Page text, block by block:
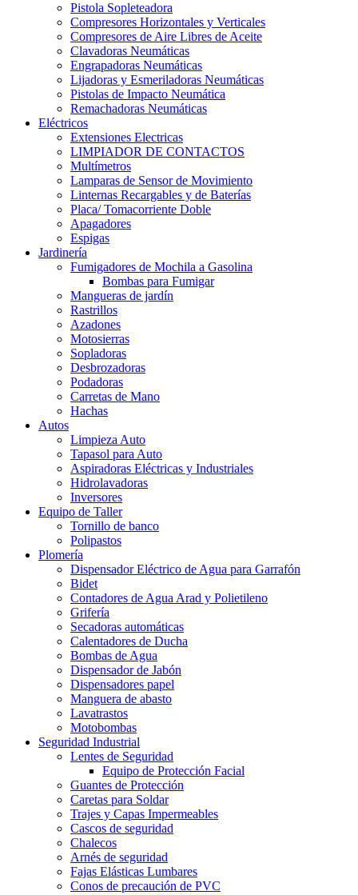
Pistola Sopleteadora
Compresores Horizontales y Verticales
Compresores de Aire Libres de Aceite
Clavadoras Neumáticas
Engrapadoras Neumáticas
Lijadoras y Esmeriladoras Neumáticas
Pistolas de Impacto Neumática
Remachadoras Neumáticas
Eléctricos
Extensiones Electricas
LIMPIADOR DE CONTACTOS
Multímetros
Lamparas de Sensor de Movimiento
Linternas Recargables y de Baterías
Placa/ Tomacorriente Doble
Apagadores
Espigas
Jardinería
Fumigadores de Mochila a Gasolina
Bombas para Fumigar
Mangueras de jardín
Rastrillos
Azadones
Motosierras
Sopladoras
Desbrozadoras
Podadoras
Carretas de Mano
Hachas
Autos
Limpieza Auto
Tapasol para Auto
Aspiradoras Eléctricas y Industriales
Hidrolavadoras
Inversores
Equipo de Taller
Tornillo de banco
Polipastos
Plomería
Dispensador Eléctrico de Agua para Garrafón
Bidet
Contadores de Agua Arad y Polietileno
Grifería
Secadoras automáticas
Calentadores de Ducha
Bombas de Agua
Dispensador de Jabón
Dispensadores papel
Manguera de abasto
Lavatrastos
Motobombas
Seguridad Industrial
Lentes de Seguridad
Equipo de Protección Facial
Guantes de Protección
Caretas para Soldar
Trajes y Capas Impermeables
Cascos de seguridad
Chalecos
Arnés de seguridad
Fajas Elásticas Lumbares
Conos de precaución de PVC